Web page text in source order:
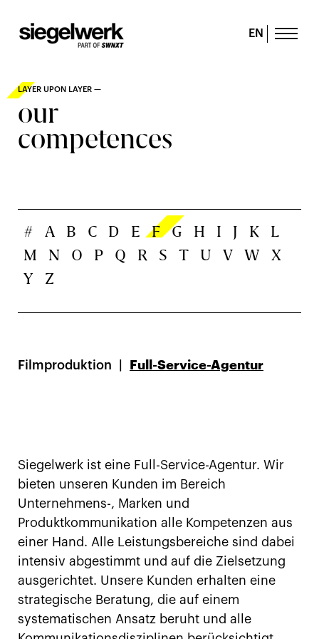
EN
LAYER UPON LAYER —
our
competences
# A B C D E F G H I J K
L
M
N O P Q R S T U V W
X
Y
Z
Filmproduktion Full-Service-Agentur
Siegelwerk ist eine Full-Service-Agentur. Wir
bieten unseren Kunden im Bereich
Unternehmens-, Marken und
Produktkommunikation alle Kompetenzen aus
einer Hand. Alle Leistungsbereiche sind dabei
intensiv abgestimmt und auf die Zielsetzung
ausgerichtet. Unsere Kunden erhalten eine
strategische Beratung, die auf einem
systematischen Ansatz beruht und alle